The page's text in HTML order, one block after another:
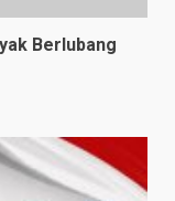
Berlubang